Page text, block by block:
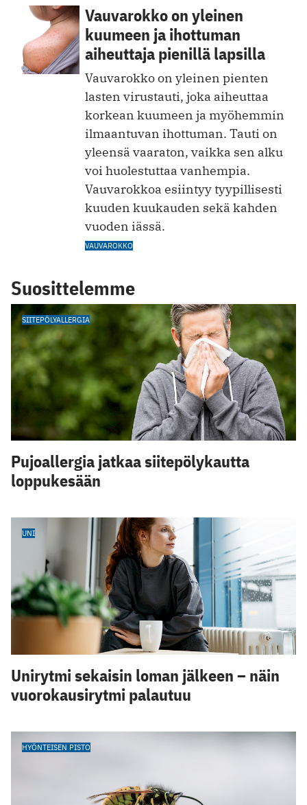
Vauvarokko on yleinen
kuumeen ja ihottuman
aiheuttaja pienillä lapsilla
Vauvarokko on yleinen pienten
lasten virustauti, joka aiheuttaa
korkean kuumeen ja myöhemmin
ilmaantuvan ihottuman. Tauti on
yleensä vaaraton, vaikka sen alku
voi huolestuttaa vanhempia.
Vauvarokkoa esiintyy tyypillisesti
kuuden kuukauden sekä kahden
vuoden iässä.
VAUVAROKKO
Suosittelemme
SIITEPÖLYALLERGIA
Pujoallergia jatkaa siitepölykautta
loppukesään
UNI
Unirytmi sekaisin loman jälkeen – näin
vuorokausirytmi palautuu
HYÖNTEISEN PISTO